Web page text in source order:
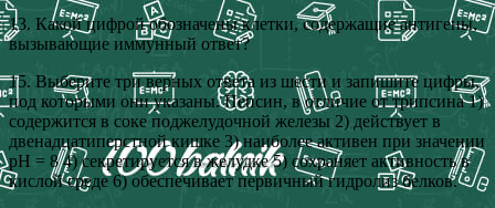
13. Какой цифрой обозначены клетки, содержащие антигены,
вызывающие иммунный ответ?
15. Выберите три верных ответа из шести и запишите цифры,
под которыми они указаны. Пепсин, в отличие от трипсина 1)
содержится в соке поджелудочной железы 2) действует в
двенадцатиперстной кишке 3) наиболее активен при значении
рН = 8 4) секретируется в желудке 5) сохраняет активность в
кислой среде 6) обеспечивает первичный гидролиз белков.